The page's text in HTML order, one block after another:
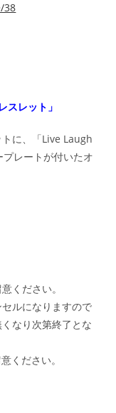
38
レット」
に、「Live Laugh
レートが付いたオ
ください。
ルになりますので
なり次第終了とな
ください。